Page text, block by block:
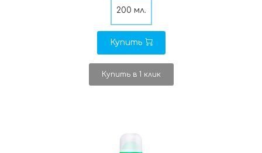
200 мл.
Купить
Купить в 1 клик